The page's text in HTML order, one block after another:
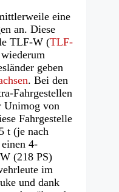
eine
an. Diese
TLF-W (TLF-
geben
. Bei den
Fahrgestellen
Unimog von
Fahrgestelle
t (je nach
4-
(218 PS)
im
und dank